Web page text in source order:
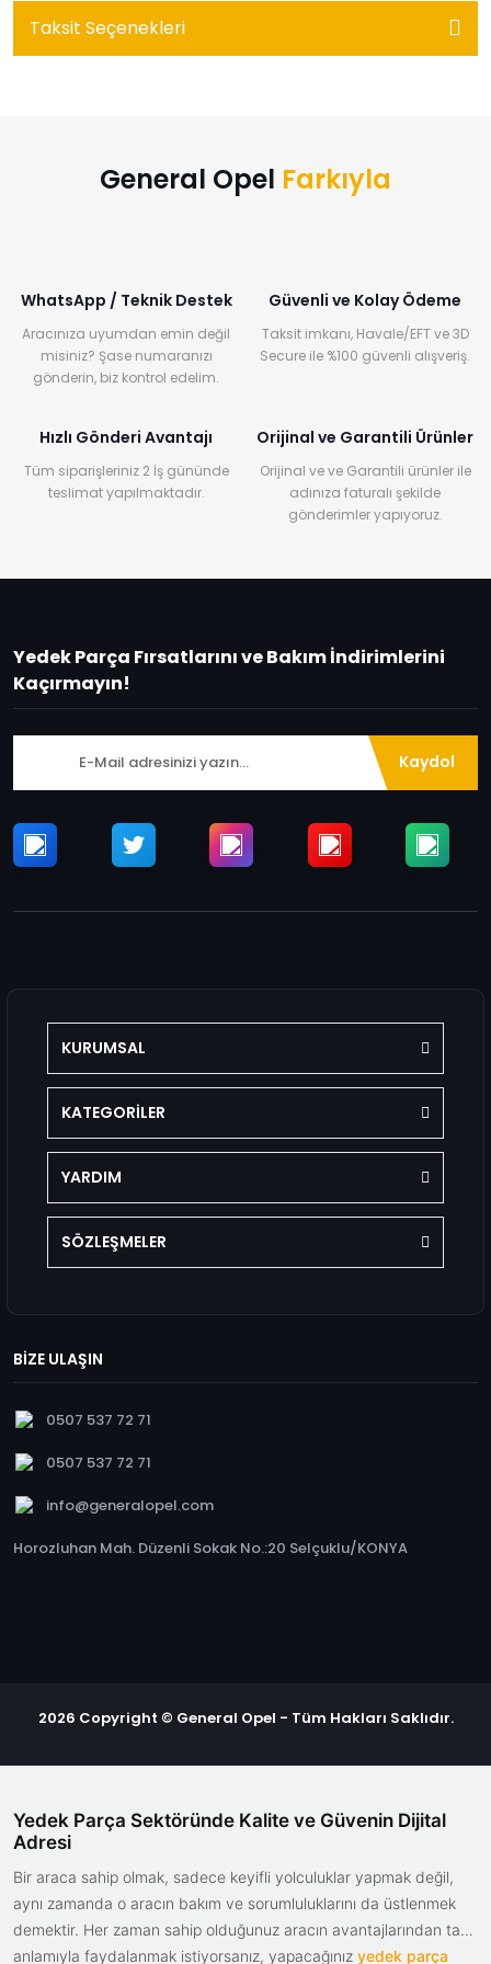
Taksit Seçenekleri
General Opel Farkıyla
WhatsApp / Teknik Destek
Aracınıza uyumdan emin değil
misiniz? Şase numaranızı
gönderin, biz kontrol edelim.
Güvenli ve Kolay Ödeme
Taksit imkanı, Havale/EFT ve 3D
Secure ile %100 güvenli alışveriş.
Hızlı Gönderi Avantajı
Tüm siparişleriniz 2 İş gününde
teslimat yapılmaktadır.
Orijinal ve Garantili Ürünler
Orijinal ve ve Garantili ürünler ile
adınıza faturalı şekilde
gönderimler yapıyoruz.
Yedek Parça Fırsatlarını ve Bakım İndirimlerini
Kaçırmayın!
Kaydol
KURUMSAL
KATEGORİLER
YARDIM
SÖZLEŞMELER
BİZE ULAŞIN
0507 537 72 71
0507 537 72 71
info@generalopel.com
Horozluhan Mah. Düzenli Sokak No.:20 Selçuklu/KONYA
2026 Copyright © General Opel - Tüm Hakları Saklıdır.
Yedek Parça Sektöründe Kalite ve Güvenin Dijital
Adresi
Bir araca sahip olmak, sadece keyifli yolculuklar yapmak değil,
aynı zamanda o aracın bakım ve sorumluluklarını da üstlenmek
demektir. Her zaman sahip olduğunuz aracın avantajlarından tam
anlamıyla faydalanmak istiyorsanız, yapacağınız yedek parça